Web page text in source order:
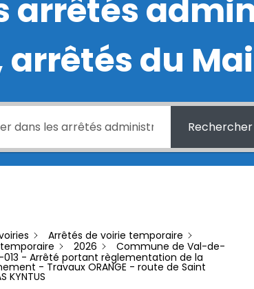
arrêtés
arrêtés du
Rechercher
Arrêtés de voirie temporaire
2026
Commune de Val-de-
013 - Arrêté portant règlementation de la
- Travaux ORANGE - route de Saint
KYNTUS